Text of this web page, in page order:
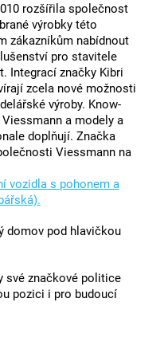
rozšířila společnost
výrobky této
zákazníkům nabídnout
pro stavitele
Integrací značky Kibri
zcela nové možnosti
výroby. Know-
a modely a
doplňují. Značka
Viessmann na
vozidla s pohonem a
domov pod hlavičkou
své značkové politice
pozici i pro budoucí